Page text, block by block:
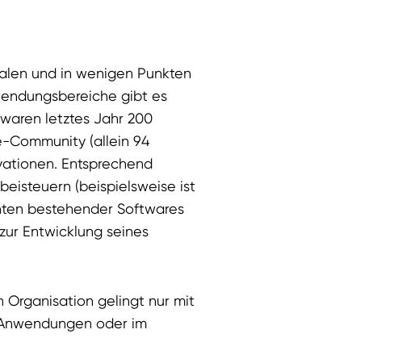
und in wenigen Punkten
gibt es
letztes Jahr 200
Community (allein 94
Entsprechend
(beispielsweise ist
bestehender Softwares
Entwicklung seines
Organisation gelingt nur mit
oder im